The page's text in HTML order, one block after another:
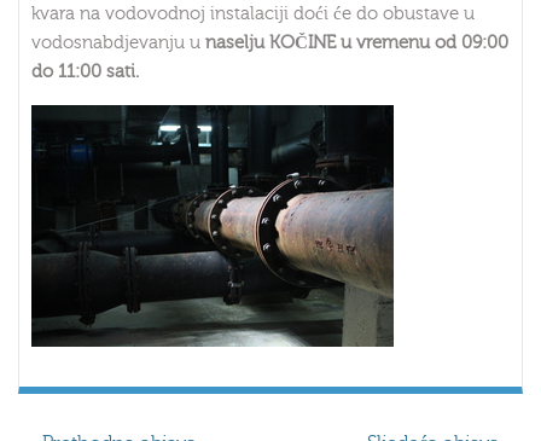
kvara na vodovodnoj instalaciji doći će do obustave u
vodosnabdjevanju u naselju KOČINE u vremenu od 09:00
do 11:00 sati.